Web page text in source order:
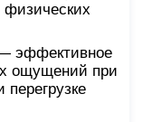
эффективное
ощущений при
перегрузке